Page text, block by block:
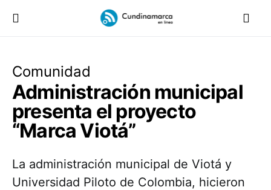
Comunidad
Administración municipal
presenta el proyecto
“Marca Viotá”
La administración municipal de Viotá y
Universidad Piloto de Colombia, hicieron